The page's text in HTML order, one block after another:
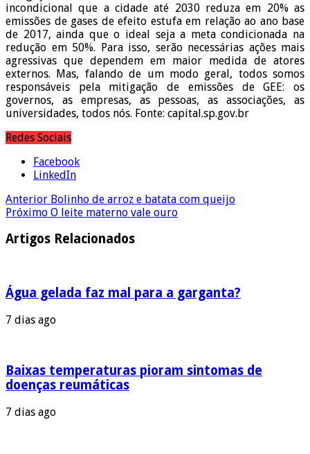
incondicional que a cidade até 2030 reduza em 20% as
emissões de gases de efeito estufa em relação ao ano base
de 2017, ainda que o ideal seja a meta condicionada na
redução em 50%. Para isso, serão necessárias ações mais
agressivas que dependem em maior medida de atores
externos. Mas, falando de um modo geral, todos somos
responsáveis pela mitigação de emissões de GEE: os
governos, as empresas, as pessoas, as associações, as
universidades, todos nós. Fonte: capital.sp.gov.br
Redes Sociais
Facebook
LinkedIn
Anterior Bolinho de arroz e batata com queijo
Próximo O leite materno vale ouro
Artigos Relacionados
Água gelada faz mal para a garganta?
7 dias ago
Baixas temperaturas pioram sintomas de
doenças reumáticas
7 dias ago